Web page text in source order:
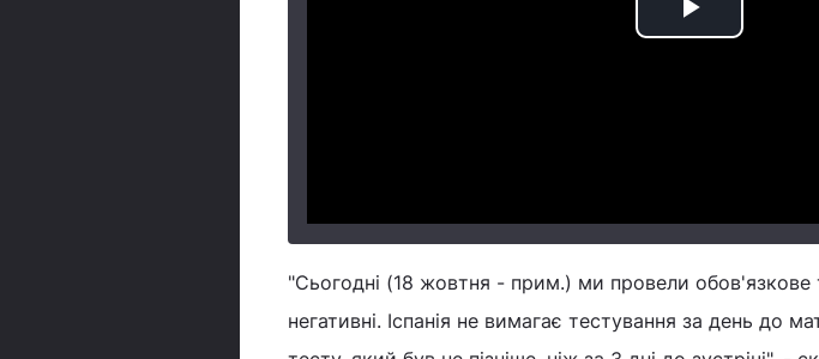
Play
"Сьогодні (18 жовтня - прим.) ми провели обов'язкове
негативні. Іспанія не вимагає тестування за день до